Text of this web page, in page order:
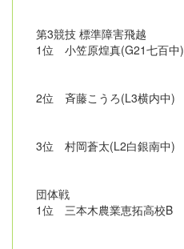
第3競技 標準障害飛越
1位 小笠原煌真(G21七百中)
2位 斉藤こうろ(L3横内中)
3位 村岡蒼太(L2白銀南中)
団体戦
1位 三本木農業恵拓高校B